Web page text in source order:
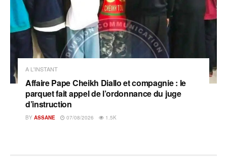
A L'INSTANT
Affaire Pape Cheikh Diallo et compagnie : le
parquet fait appel de l’ordonnance du juge
d’instruction
BY ASSANE 07/08/2026 1.5K